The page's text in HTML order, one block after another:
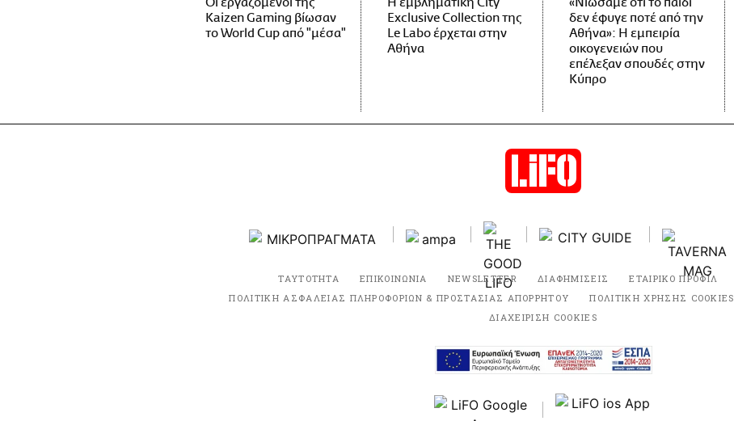
Οι εργαζόμενοι της
Kaizen Gaming βίωσαν
το World Cup από "μέσα"
Η εμβληματική City
Exclusive Collection της
Le Labo έρχεται στην
Αθήνα
«Νιώσαμε ότι το παιδί
δεν έφυγε ποτέ από την
Αθήνα»: Η εμπειρία
οικογενειών που
επέλεξαν σπουδές στην
Κύπρο
ΤΑΥΤΟΤΗΤΑ ΕΠΙΚΟΙΝΩΝΙΑ NEWSLETTER ΔΙΑΦΗΜΙΣΕΙΣ ΕΤΑΙΡΙΚΟ ΠΡΟΦΙΛ
ΠΟΛΙΤΙΚΗ ΑΣΦΑΛΕΙΑΣ ΠΛΗΡΟΦΟΡΙΩΝ & ΠΡΟΣΤΑΣΙΑΣ ΑΠΟΡΡΗΤΟΥ
ΠΟΛΙΤΙΚΗ ΧΡΗΣΗΣ COOKIES
ΔΙΑΧΕΙΡΙΣΗ COOKIES